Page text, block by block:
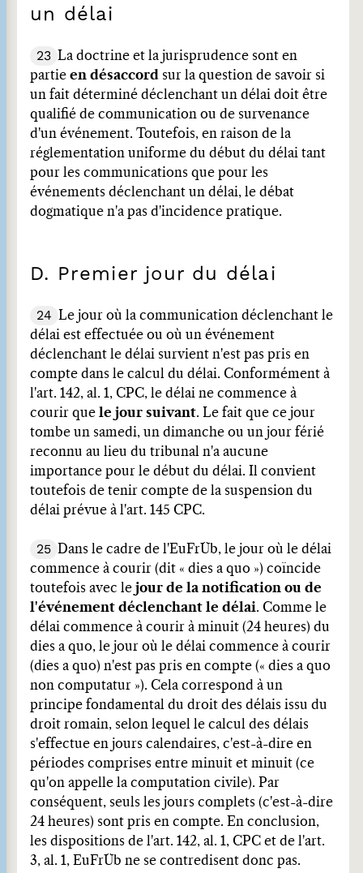
un délai
23
La doctrine et la jurisprudence sont en
partie en désaccord sur la question de savoir si
un fait déterminé déclenchant un délai doit être
qualifié de communication ou de survenance
d'un événement. Toutefois, en raison de la
réglementation uniforme du début du délai tant
pour les communications que pour les
événements déclenchant un délai, le débat
dogmatique n'a pas d'incidence pratique.
D. Premier jour du délai
24
Le jour où la communication déclenchant le
délai est effectuée ou où un événement
déclenchant le délai survient n'est pas pris en
compte dans le calcul du délai. Conformément à
l'art. 142, al. 1, CPC, le délai ne commence à
courir que le jour suivant. Le fait que ce jour
tombe un samedi, un dimanche ou un jour férié
reconnu au lieu du tribunal n'a aucune
importance pour le début du délai. Il convient
toutefois de tenir compte de la suspension du
délai prévue à l'art. 145 CPC.
25
Dans le cadre de l'EuFrÜb, le jour où le délai
commence à courir (dit « dies a quo ») coïncide
toutefois avec le jour de la notification ou de
l'événement déclenchant le délai. Comme le
délai commence à courir à minuit (24 heures) du
dies a quo, le jour où le délai commence à courir
(dies a quo) n'est pas pris en compte (« dies a quo
non computatur »). Cela correspond à un
principe fondamental du droit des délais issu du
droit romain, selon lequel le calcul des délais
s'effectue en jours calendaires, c'est-à-dire en
périodes comprises entre minuit et minuit (ce
qu'on appelle la computation civile). Par
conséquent, seuls les jours complets (c'est-à-dire
24 heures) sont pris en compte. En conclusion,
les dispositions de l'art. 142, al. 1, CPC et de l'art.
3, al. 1, EuFrÜb ne se contredisent donc pas.